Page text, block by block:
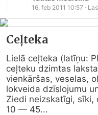
16. feb 2011 10:57 ·
Ceļteka
Lielā ceļteka (latīņu:
ceļteku dzimtas
vienkāršas, veselas,
lokveida dzīslojumu
Ziedi neizskatīgi, sīki,
10 — 45...